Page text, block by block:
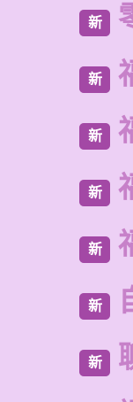
新
新
新
新
新
新
新